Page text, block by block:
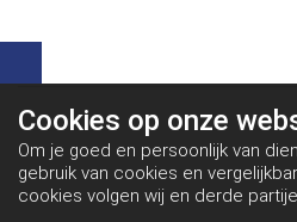
Cookies op onze
Om je goed en persoonlijk van
gebruik van cookies en
cookies volgen wij en derde